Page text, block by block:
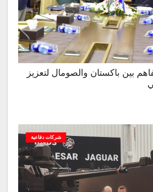
بين باكستان والصومال لتعزيز
شركات دفاعية